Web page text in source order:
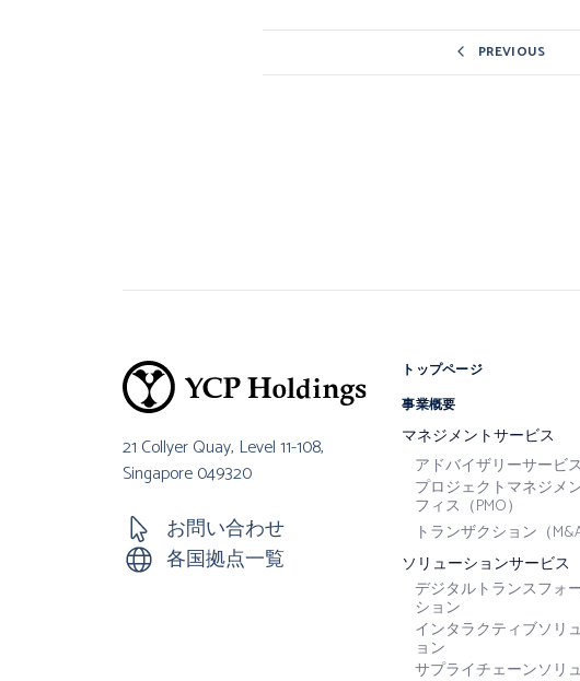
PREVIOUS
21 Collyer Quay, Level 11-108,
Singapore 049320
お問い合わせ
各国拠点一覧
トップページ
事業概要
マネジメントサービス
アドバイザリーサービス
プロジェクトマネジメ
フィス（PMO）
トランザクション（M&A
ソリューションサービス
デジタルトランスフォ
ション
インタラクティブソリ
ョン
サプライチェーンソリ